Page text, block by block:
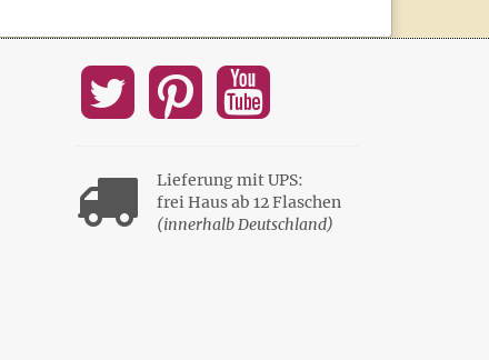
Lieferung mit UPS:
frei Haus ab 12 Flaschen
(innerhalb Deutschland)